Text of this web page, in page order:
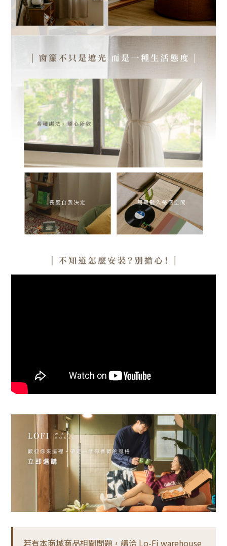
若有本商城商品相關問題，請洽 Lo-Fi warehouse